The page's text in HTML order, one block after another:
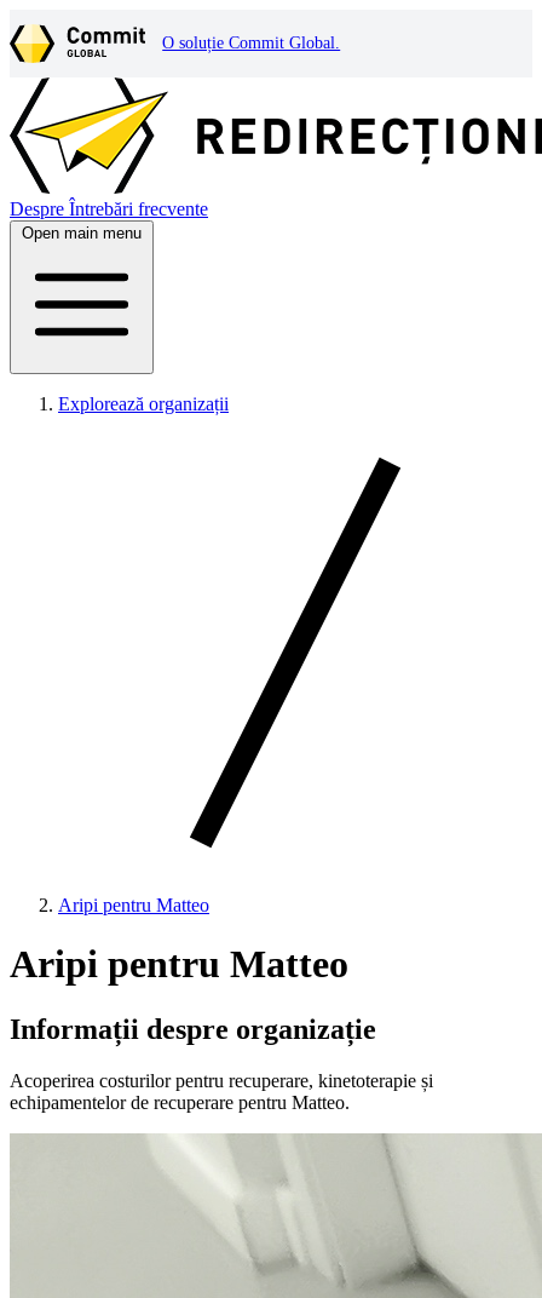
O soluție Commit Global.
Despre Întrebări frecvente
Open main menu
Explorează organizații
Aripi pentru Matteo
Aripi pentru Matteo
Informații despre organizație
Acoperirea costurilor pentru recuperare, kinetoterapie și
echipamentelor de recuperare pentru Matteo.